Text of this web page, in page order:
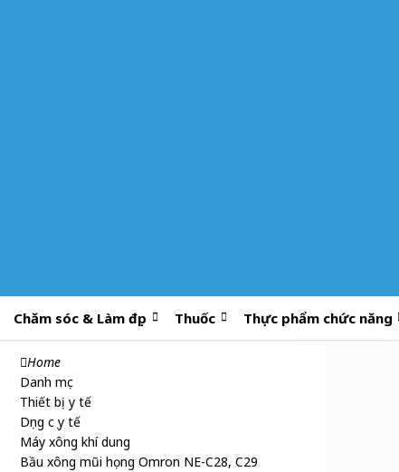
Chăm sóc & Làm đẹp Thuốc Thực phẩm chức năng
Home
Danh mục
Thiết bị y tế
Dụng cụ y tế
Máy xông khí dung
Bầu xông mũi họng Omron NE-C28, C29